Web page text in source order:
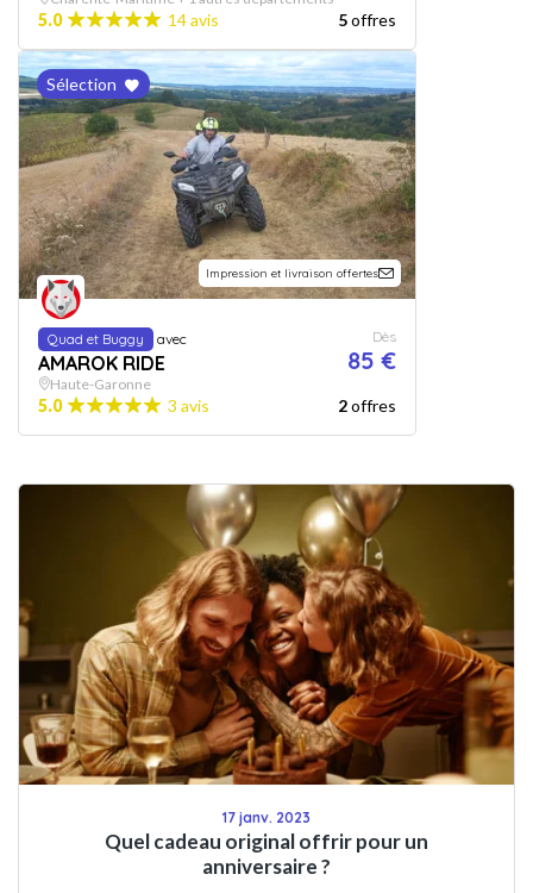
5.0 14 avis 5offres
Sélection
Impression et livraison offertes
Quad et Buggy avec
AMAROK RIDE
Dès
85 €
Haute-Garonne
5.0 3 avis 2offres
17 janv. 2023
Quel cadeau original offrir pour un
anniversaire ?